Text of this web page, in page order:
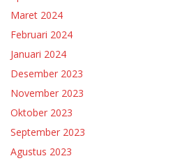
Maret 2024
Februari 2024
Januari 2024
Desember 2023
November 2023
Oktober 2023
September 2023
Agustus 2023